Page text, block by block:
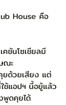
House คือ
ชันโซเชียลมี
ณะ
ด้วยเสียง แต่
ช้แอปฯ นี้อยู้แล้ว
พูดคุยได้